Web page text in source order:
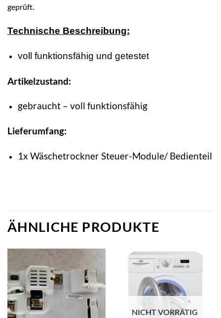
geprüft.
Technische Beschreibung:
voll funktionsfähig und getestet
Artikelzustand:
gebraucht – voll funktionsfähig
Lieferumfang:
1x Wäschetrockner Steuer-Module/ Bedienteil
ÄHNLICHE PRODUKTE
NICHT VORRÄTIG